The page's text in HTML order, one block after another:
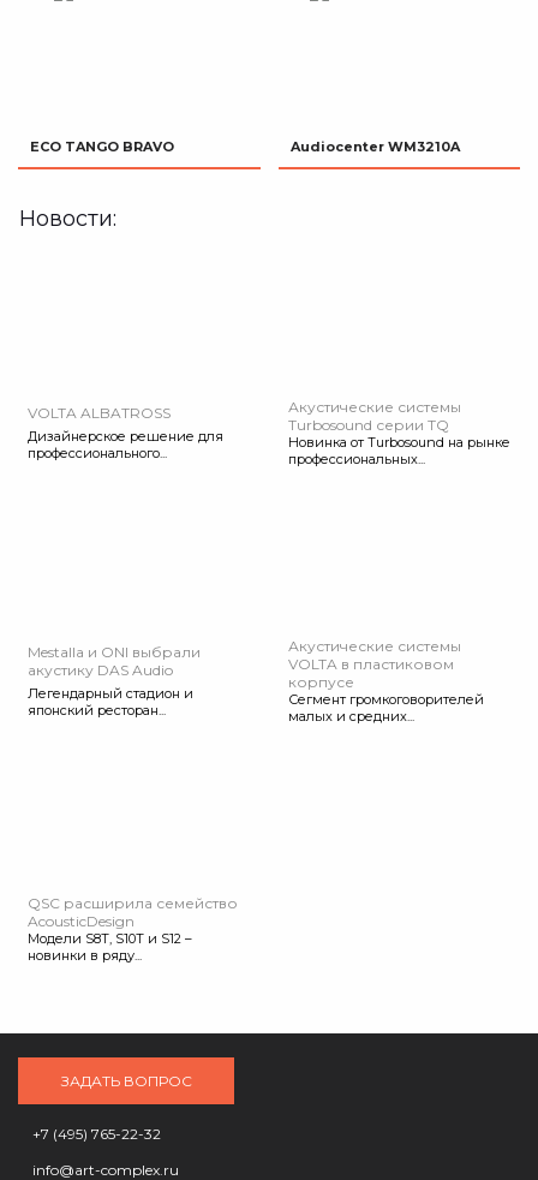
ECO TANGO BRAVO Audiocenter WM3210A
Новости:
VOLTA ALBATROSS
Дизайнерское решение для
профессионального...
Акустические системы
Turbosound серии TQ
Новинка от Turbosound на рынке
профессиональных...
Mestalla и ONI выбрали
акустику DAS Audio
Легендарный стадион и
японский ресторан...
Акустические системы
VOLTA в пластиковом
корпусе
Сегмент громкоговорителей
малых и средних...
QSC расширила семейство
AcousticDesign
Модели S8T, S10T и S12 –
новинки в ряду...
ЗАДАТЬ ВОПРОС
+7 (495) 765-22-32
info@art-complex.ru